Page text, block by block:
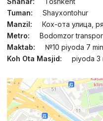
Tuman:
Shayxontohur
Manzil:
Кох-ота улица,
Metro:
Bodomzor
Maktab:
№10 piyoda 7
Koh Ota Masjid:
piyoda 3